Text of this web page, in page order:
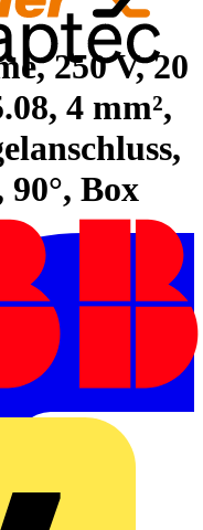
250 V, 20
4 mm²,
Box